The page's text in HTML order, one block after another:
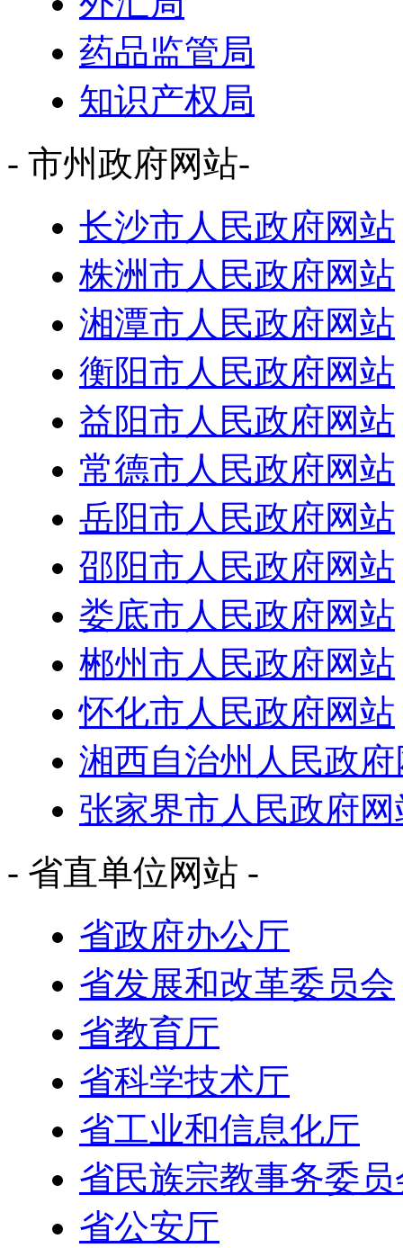
药品监管局
知识产权局
- 市州政府网站-
长沙市人民政府网站
株洲市人民政府网站
湘潭市人民政府网站
衡阳市人民政府网站
益阳市人民政府网站
常德市人民政府网站
岳阳市人民政府网站
邵阳市人民政府网站
娄底市人民政府网站
郴州市人民政府网站
怀化市人民政府网站
湘西自治州人民政
张家界市人民政府网
- 省直单位网站 -
省政府办公厅
省发展和改革委员会
省教育厅
省科学技术厅
省工业和信息化厅
省民族宗教事务委员
省公安厅